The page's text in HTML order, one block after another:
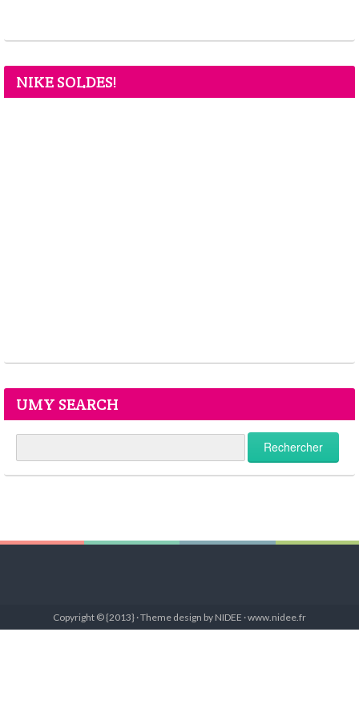
NIKE SOLDES!
UMY SEARCH
Copyright © {2013} · Theme design by NIDEE · www.nidee.fr